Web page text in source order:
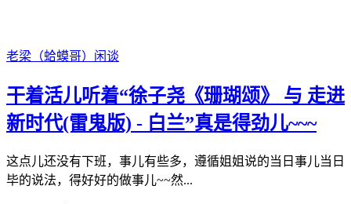
老梁（蛤蟆哥） 闲谈
干着活儿听着“徐子尧《珊瑚颂》 与 走进
新时代(雷鬼版) - 白兰”真是得劲儿~~~
这点儿还没有下班，事儿有些多，遵循姐姐说的当日事儿当日
毕的说法，得好好的做事儿~~然...